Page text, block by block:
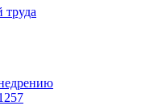
труда